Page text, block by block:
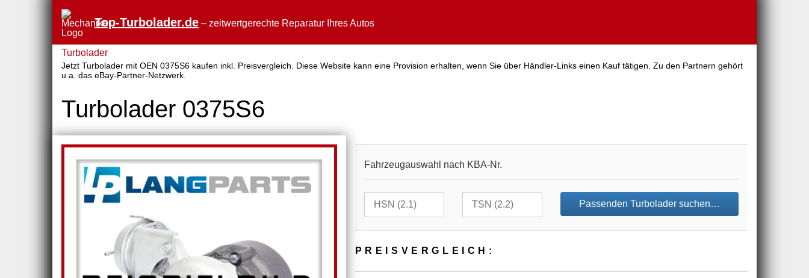
Top-Turbolader.de – zeitwertgerechte Reparatur Ihres Autos
Turbolader
Jetzt Turbolader mit OEN 0375S6 kaufen inkl. Preisvergleich. Diese Website kann eine Provision erhalten, wenn Sie über Händler-Links einen Kauf tätigen. Zu den Partnern gehört
u.a. das eBay-Partner-Netzwerk.
Turbolader 0375S6
Fahrzeugauswahl nach KBA-Nr.
Passenden Turbolader suchen…
PREIS­VER­GLEICH: